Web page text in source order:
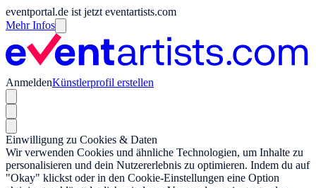
eventportal.de ist jetzt eventartists.com
Mehr Infos
AnmeldenKünstlerprofil erstellen
Einwilligung zu Cookies & Daten
Wir verwenden Cookies und ähnliche Technologien, um Inhalte zu
personalisieren und dein Nutzererlebnis zu optimieren. Indem du auf
"Okay" klickst oder in den Cookie-Einstellungen eine Option